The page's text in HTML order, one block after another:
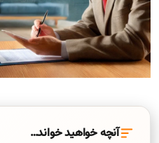
آنچه خواهید خواند…